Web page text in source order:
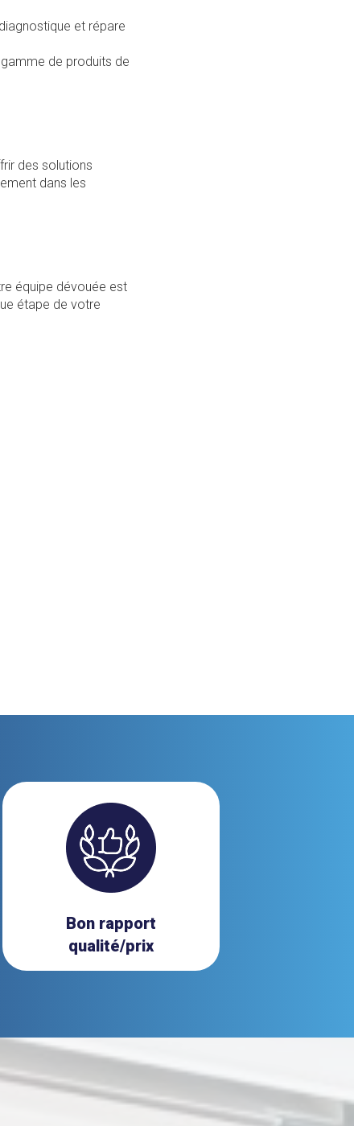
diagnostique et répare
de produits de
des solutions
dans les
équipe dévouée est
étape de votre
Bon rapport
qualité/prix